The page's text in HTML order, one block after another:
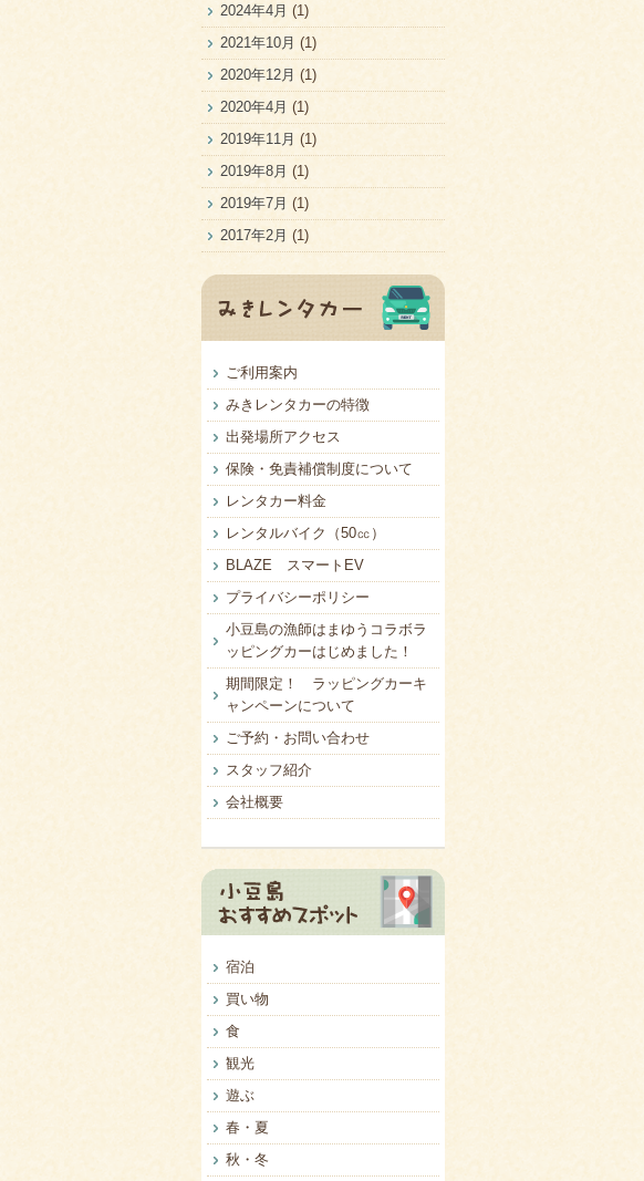
2024年4月 (1)
2021年10月 (1)
2020年12月 (1)
2020年4月 (1)
2019年11月 (1)
2019年8月 (1)
2019年7月 (1)
2017年2月 (1)
ご利用案内
みきレンタカーの特徴
出発場所アクセス
保険・免責補償制度について
レンタカー料金
レンタルバイク（50㏄）
BLAZE スマートEV
プライバシーポリシー
小豆島の漁師はまゆうコラボラ
ッピングカーはじめました！
期間限定！ ラッピングカーキ
ャンペーンについて
ご予約・お問い合わせ
スタッフ紹介
会社概要
宿泊
買い物
食
観光
遊ぶ
春・夏
秋・冬